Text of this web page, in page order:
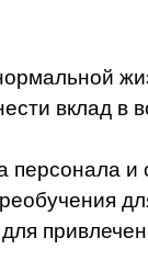
вклад в
и